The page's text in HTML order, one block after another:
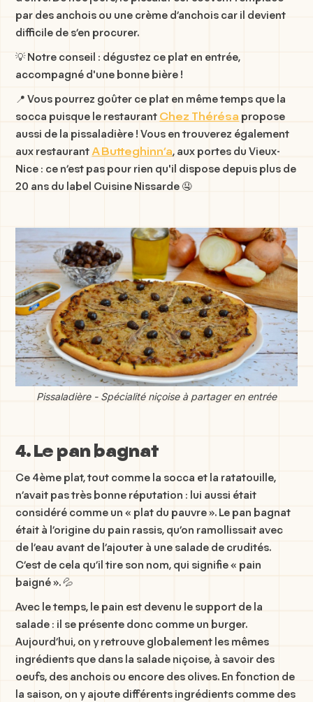
par des anchois ou une crème d’anchois car il devient
difficile de s’en procurer.
💡 Notre conseil : dégustez ce plat en entrée,
accompagné d'une bonne bière !
📍 Vous pourrez goûter ce plat en même temps que la
socca puisque le restaurant Chez Thérésa propose
aussi de la pissaladière ! Vous en trouverez également
aux restaurantA Butteghinn’a, aux portes du Vieux-
Nice : ce n’est pas pour rien qu'il dispose depuis plus de
20 ans du label Cuisine Nissarde 🤤
Pissaladière - Spécialité niçoise à partager en entrée
4. Le pan bagnat
Ce 4ème plat, tout comme la socca et la ratatouille,
n’avait pas très bonne réputation : lui aussi était
considéré comme un « plat du pauvre ». Le pan bagnat
était à l’origine du pain rassis, qu’on ramollissait avec
de l’eau avant de l’ajouter à une salade de crudités.
C’est de cela qu’il tire son nom, qui signifie « pain
baigné ». 💦
Avec le temps, le pain est devenu le support de la
salade : il se présente donc comme un burger.
Aujourd’hui, on y retrouve globalement les mêmes
ingrédients que dans la salade niçoise, à savoir des
oeufs, des anchois ou encore des olives. En fonction de
la saison, on y ajoute différents ingrédients comme des